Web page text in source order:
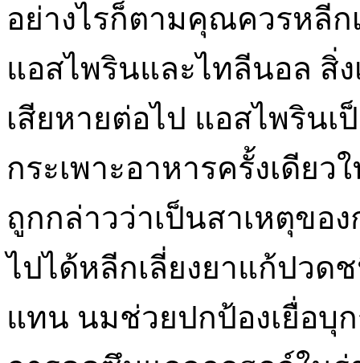
อย่างไรก็ตามคุณควรหลีก
แอสไพรินและไทลีนอล สิ่
เสียหายต่อไป แอสไพรินเ
กระเพาะอาหารครั้งเดียว
ถูกกล่าวว่าเป็นสาเหตุขอ
ไปได้หลีกเลี่ยงยาแก้ปว
แทน นมช่วยปกป้องเยื่อบุ